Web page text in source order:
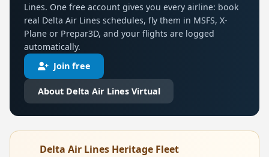
Lines. One free account gives you every airline: book
real Delta Air Lines schedules, fly them in MSFS, X-
Plane or Prepar3D, and your flights are logged
automatically.
Join free
About Delta Air Lines Virtual
Delta Air Lines Heritage Fleet